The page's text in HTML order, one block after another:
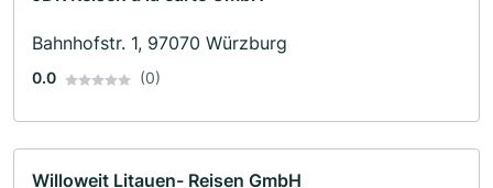
Bahnhofstr. 1, 97070 Würzburg
0.0 (0)
Willoweit Litauen- Reisen GmbH